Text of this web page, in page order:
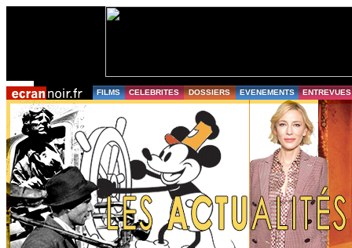
FILMS CELEBRITES DOSSIERS EVENEMENTS ENTREVUES